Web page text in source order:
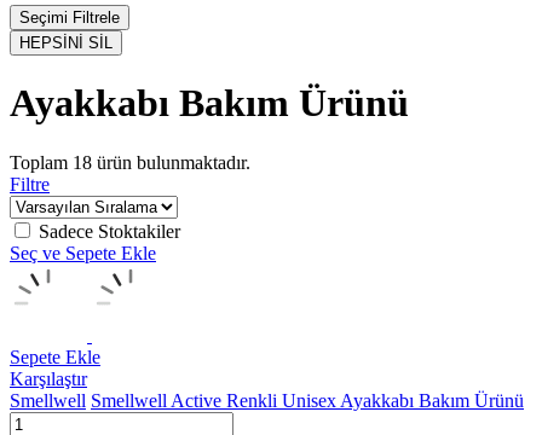
Seçimi Filtrele
HEPSİNİ SİL
Ayakkabı Bakım Ürünü
Toplam 18 ürün bulunmaktadır.
Filtre
Sadece Stoktakiler
Seç ve Sepete Ekle
Sepete Ekle
Karşılaştır
Smellwell Smellwell Active Renkli Unisex Ayakkabı Bakım Ürünü